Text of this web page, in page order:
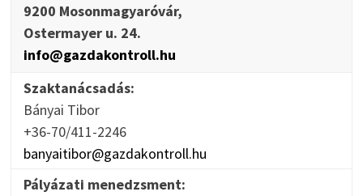
9200 Mosonmagyaróvár,
Ostermayer u. 24.
info@gazdakontroll.hu
Szaktanácsadás:
Bányai Tibor
+36-70/411-2246
banyaitibor@gazdakontroll.hu
Pályázati menedzsment: